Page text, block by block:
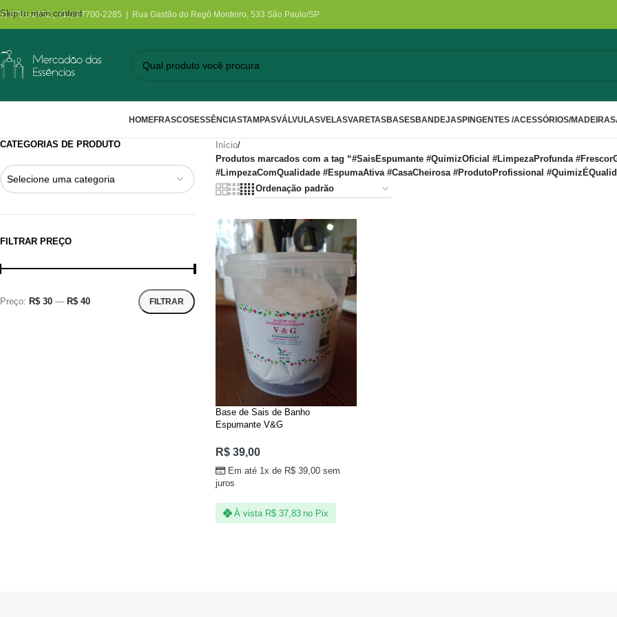
Skip to main content
3731-2452 | (11) 97700-2285 | Rua Gastão do Regô Monteiro, 533 São Paulo/SP
HOMEFRASCOSESSÊNCIASTAMPASVÁLVULASVELASVARETASBASESBANDEJASPINGENTES /ACESSÓRIOS/MADEIRA
CATEGORIAS DE PRODUTO
Selecione uma categoria
FILTRAR PREÇO
FILTRAR
Preço: R$ 30 — R$ 40
Início/
Produtos marcados com a tag “#SaisEspumante #QuimizOficial #LimpezaProfunda
#LimpezaComQualidade #EspumaAtiva #CasaCheirosa #ProdutoProfissional
Base de Sais de Banho
Espumante V&G
R$39,00
Em até 1x de R$ 39,00 sem
juros
À vista R$37,83 no Pix